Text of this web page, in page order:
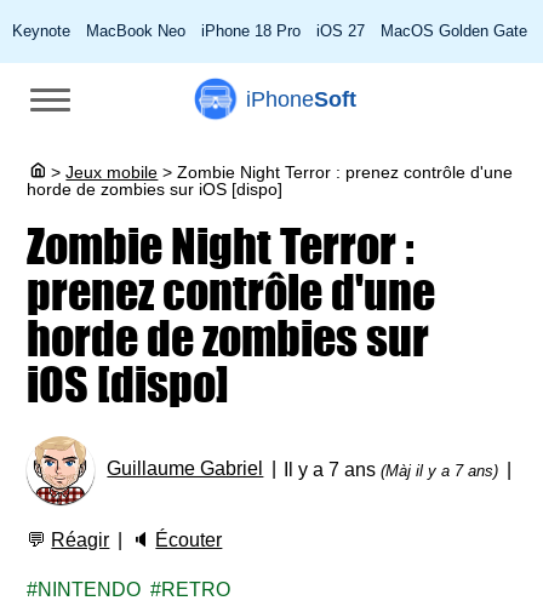
Keynote MacBook Neo iPhone 18 Pro iOS 27 MacOS Golden Gate
iPhoneSoft
> Jeux mobile > Zombie Night Terror : prenez contrôle d'une
horde de zombies sur iOS [dispo]
Zombie Night Terror :
prenez contrôle d'une
horde de zombies sur
iOS [dispo]
Guillaume Gabriel Il y a 7 ans(Màj il y a 7 ans)
💬 Réagir 🔈 Écouter
NINTENDO RETRO